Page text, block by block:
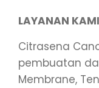
LAYANAN KAMI
Citrasena
pembuatan
Membrane,